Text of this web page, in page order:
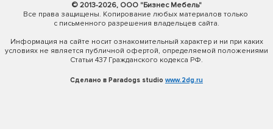
© 2013-2026, ООО "Бизнес Мебель"
Все права защищены. Копирование любых материалов только
с письменного разрешения владельцев сайта.
Информация на сайте носит ознакомительный характер и ни при каких
условиях не является публичной офертой, определяемой положениями
Статьи 437 Гражданского кодекса РФ.
Сделано в Paradogs studio www.2dg.ru